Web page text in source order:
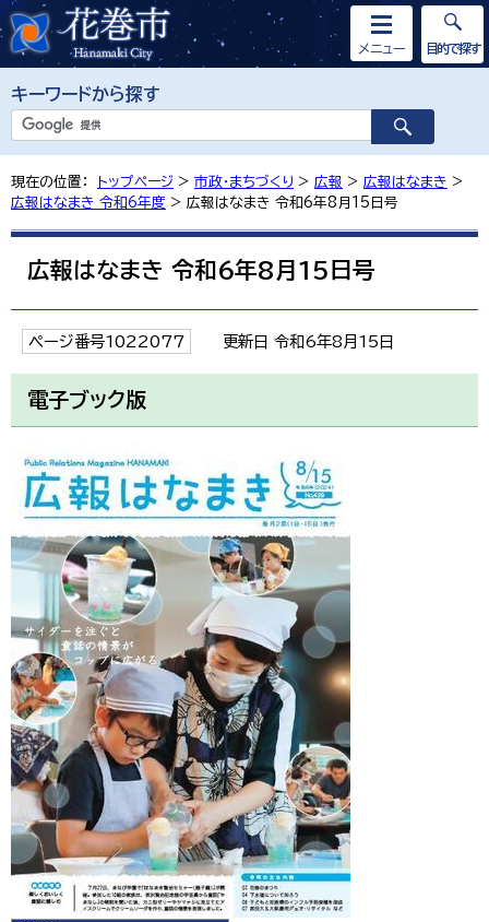
キーワードから探す
メニュー 目的で探す
現在の位置： トップページ > 市政・まちづくり > 広報 > 広報はなまき >
広報はなまき 令和6年度 > 広報はなまき 令和6年8月15日号
広報はなまき 令和6年8月15日号
ページ番号1022077 更新日 令和6年8月15日
電子ブック版